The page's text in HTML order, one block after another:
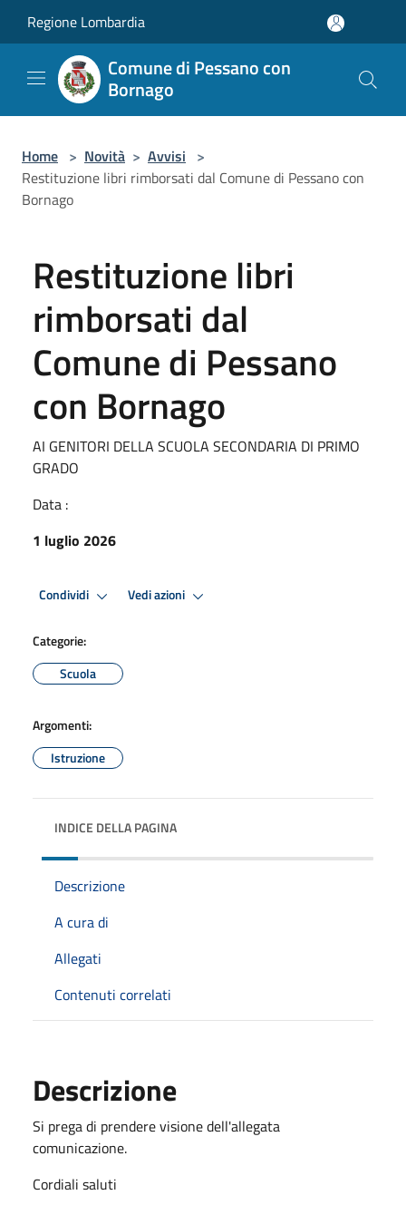
Regione Lombardia
Comune di Pessano con
Bornago
Home > Novità > Avvisi >
Restituzione libri rimborsati dal Comune di Pessano con
Bornago
Restituzione libri
rimborsati dal
Comune di Pessano
con Bornago
AI GENITORI DELLA SCUOLA SECONDARIA DI PRIMO
GRADO
Data :
1 luglio 2026
Condividi Vedi azioni
Categorie:
Scuola
Argomenti:
Istruzione
INDICE DELLA PAGINA
Descrizione
A cura di
Allegati
Contenuti correlati
Descrizione
Si prega di prendere visione dell'allegata
comunicazione.
Cordiali saluti